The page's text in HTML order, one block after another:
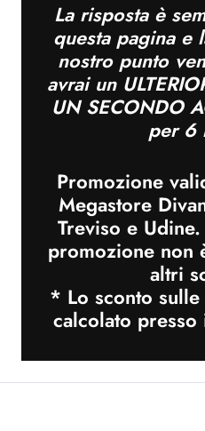
La risposta è
questa pagina e
nostro punto
avrai un
UN SECONDO
per 6
Promozione
Megastore
Treviso e
promozione non
altri
* Lo sconto
calcolato